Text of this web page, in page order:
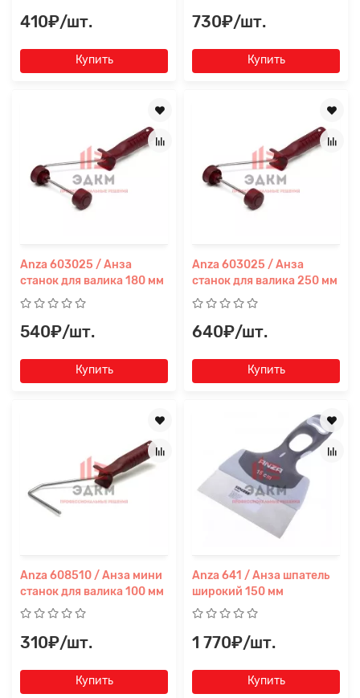
410₽/шт.
Купить
730₽/шт.
Купить
Anza 603025 / Анза
станок для валика 180 мм
540₽/шт.
Купить
Anza 603025 / Анза
станок для валика 250 мм
640₽/шт.
Купить
Anza 608510 / Анза мини
станок для валика 100 мм
310₽/шт.
Купить
Anza 641 / Анза шпатель
широкий 150 мм
1 770₽/шт.
Купить